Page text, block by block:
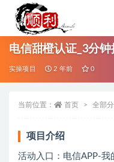
电信甜橙认证_3分
实操项目 2 年前 0
当前位置： 首页 全部
项目介绍
活动入口：电信APP-我
全部